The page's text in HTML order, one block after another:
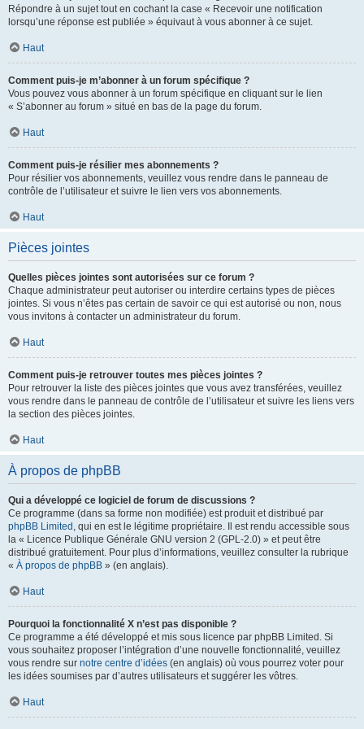
Répondre à un sujet tout en cochant la case « Recevoir une notification
lorsqu’une réponse est publiée » équivaut à vous abonner à ce sujet.
Haut
Comment puis-je m’abonner à un forum spécifique ?
Vous pouvez vous abonner à un forum spécifique en cliquant sur le lien
« S’abonner au forum » situé en bas de la page du forum.
Haut
Comment puis-je résilier mes abonnements ?
Pour résilier vos abonnements, veuillez vous rendre dans le panneau de
contrôle de l’utilisateur et suivre le lien vers vos abonnements.
Haut
Pièces jointes
Quelles pièces jointes sont autorisées sur ce forum ?
Chaque administrateur peut autoriser ou interdire certains types de pièces
jointes. Si vous n’êtes pas certain de savoir ce qui est autorisé ou non, nous
vous invitons à contacter un administrateur du forum.
Haut
Comment puis-je retrouver toutes mes pièces jointes ?
Pour retrouver la liste des pièces jointes que vous avez transférées, veuillez
vous rendre dans le panneau de contrôle de l’utilisateur et suivre les liens vers
la section des pièces jointes.
Haut
À propos de phpBB
Qui a développé ce logiciel de forum de discussions ?
Ce programme (dans sa forme non modifiée) est produit et distribué par
phpBB Limited , qui en est le légitime propriétaire. Il est rendu accessible sous
la « Licence Publique Générale GNU version 2 (GPL-2.0) » et peut être
distribué gratuitement. Pour plus d’informations, veuillez consulter la rubrique
« À propos de phpBB » (en anglais).
Haut
Pourquoi la fonctionnalité X n’est pas disponible ?
Ce programme a été développé et mis sous licence par phpBB Limited. Si
vous souhaitez proposer l’intégration d’une nouvelle fonctionnalité, veuillez
vous rendre sur notre centre d’idées (en anglais) où vous pourrez voter pour
les idées soumises par d’autres utilisateurs et suggérer les vôtres.
Haut